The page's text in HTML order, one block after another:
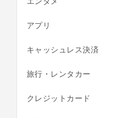
アプリ
キャッシュレス決済
旅行・レンタカー
クレジットカード